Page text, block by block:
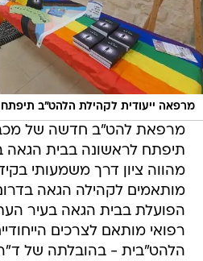
מרפאה ייעודית לקהילת הלהט״ב
מרפאת להט"ב חדשה של
תיפתח לראשונה בבית
מהווה ציון דרך משמעותי
מותאמים לקהילה הגאה
הפועלת בבית הגאה בעיר
רפואי מותאם לצרכים
הלהט"בית - בהובלתה של ד"ר